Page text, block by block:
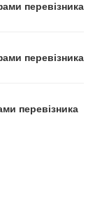
перевізника
перевізника
перевізника